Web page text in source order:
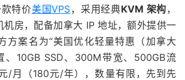
特价美国VPS，采用经典KVM 架构，
机房，配备加拿大 IP 地址，额外提供一
方案名为“美国优化轻量特惠（加拿大
、10GB SSD、300M带宽、500GB流
/月（180元/年），数量有限，先到先